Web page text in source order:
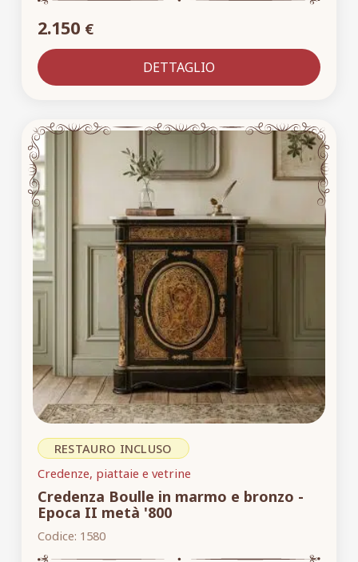
2.150 €
DETTAGLIO
RESTAURO INCLUSO
Credenze, piattaie e vetrine
Credenza Boulle in marmo e bronzo -
Epoca II metà '800
Codice: 1580